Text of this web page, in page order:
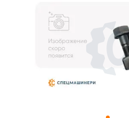
3D тур по производству
3D тур по складам
sksale@skdst.ru